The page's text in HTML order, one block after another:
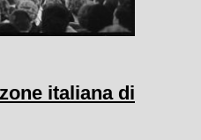
italiana di